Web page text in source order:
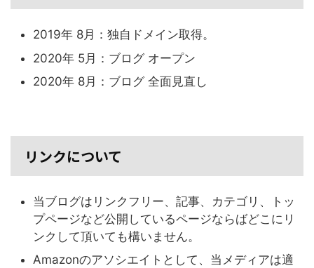
2019年 8月：独自ドメイン取得。
2020年 5月：ブログ オープン
2020年 8月：ブログ 全面見直し
リンクについて
当ブログはリンクフリー、記事、カテゴリ、トッ
プページなど公開しているページならばどこにリ
ンクして頂いても構いません。
Amazonのアソシエイトとして、当メディアは適